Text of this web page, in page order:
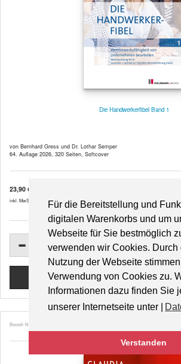
Für die Bereitstellung und
digitalen Warenkorbs und um
Webseite für Sie bestmöglich
verwenden wir Cookies. Durch
Nutzung der Webseite
Verwendung von Cookies zu.
Informationen dazu finden Sie
unserer Internetseite unter |
Verstanden
Die Handwerkerfibel Band 1
von Bernhard Gress und Dr. Lothar Semper
64. Auflage 2026, 320 Seiten, Softcover
23,90 €
inkl. MwSt. zzgl. Versandkosten
Bestell-Nr. 49406